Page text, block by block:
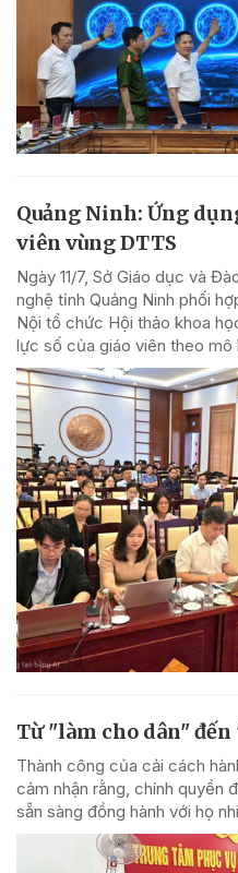
Quảng Ninh: Ứng
viên vùng DTTS
Ngày 11/7, Sở Giáo dục và
nghệ tỉnh Quảng Ninh phối
Nội tổ chức Hội thảo khoa
lực số của giáo viên theo mô
Từ "làm cho dân"
Thành công của cải cách
cảm nhận rằng, chính quyền
sẵn sàng đồng hành với họ